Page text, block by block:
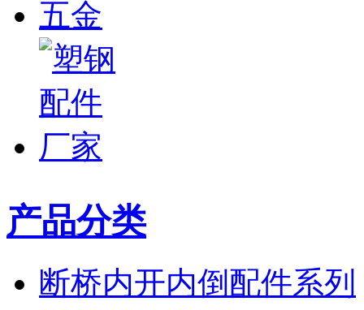
产品分类
断桥内开内倒配件系列